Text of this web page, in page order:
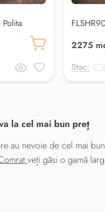
2275
Stoc:
la cel mai bun preț
au nevoie de cel mai
veți găsi o gamă